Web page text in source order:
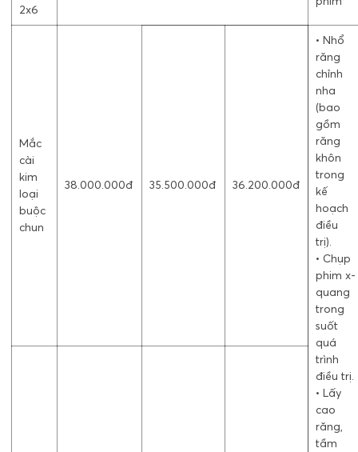
2x6
Mắc
cài
kim
loại
buộc
chun
38.000.000đ 35.500.000đ 36.200.000đ
• Nhổ
răng
chỉnh
nha
(bao
gồm
răng
khôn
trong
kế
hoạch
điều
trị).
• Chụp
phim x-
quang
trong
suốt
quá
trình
điều trị.
• Lấy
cao
răng,
tầm